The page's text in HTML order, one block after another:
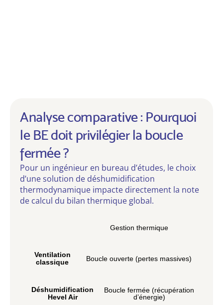
Analyse comparative : Pourquoi
le BE doit privilégier la boucle
fermée ?
Pour un ingénieur en bureau d’études, le choix
d’une solution de déshumidification
thermodynamique impacte directement la note
de calcul du bilan thermique global.
Gestion thermique
Ventilation
classique
Boucle ouverte (pertes massives)
Déshumidification
Hevel Air
Boucle fermée (récupération
d’énergie)